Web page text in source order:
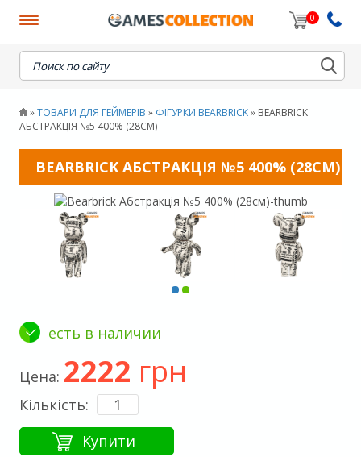
0
When autocomplete results are available use up and
» ТОВАРИ ДЛЯ ГЕЙМЕРІВ » ФІГУРКИ BEARBRICK » BEARBRICK
АБСТРАКЦІЯ №5 400% (28СМ)
BEARBRICK АБСТРАКЦІЯ №5 400% (28СМ)
есть в наличии
Цена: 2222 грн
Кількість:
Купити